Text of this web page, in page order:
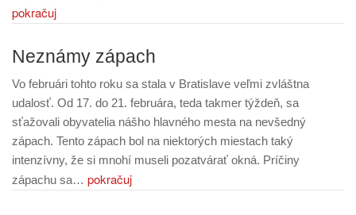
pokračuj
Neznámy zápach
Vo februári tohto roku sa stala v Bratislave veľmi zvláštna
udalosť. Od 17. do 21. februára, teda takmer týždeň, sa
sťažovali obyvatelia nášho hlavného mesta na nevšedný
zápach. Tento zápach bol na niektorých miestach taký
intenzívny, že si mnohí museli pozatvárať okná. Príčiny
zápachu sa… pokračuj